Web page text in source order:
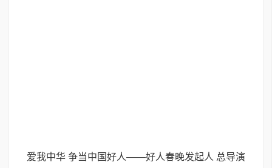
爱我中华 争当中国好人——好人春晚发起人 总导演